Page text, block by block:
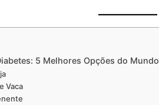
5 Melhores Opções do Mundo
Vaca